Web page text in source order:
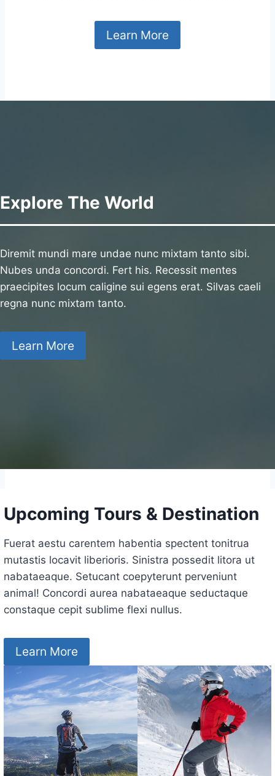
Learn More
Explore The World
Diremit mundi mare undae nunc mixtam tanto sibi.
Nubes unda concordi. Fert his. Recessit mentes
praecipites locum caligine sui egens erat. Silvas caeli
regna nunc mixtam tanto.
Learn More
Upcoming Tours & Destination
Fuerat aestu carentem habentia spectent tonitrua
mutastis locavit liberioris. Sinistra possedit litora ut
nabataeaque. Setucant coepyterunt perveniunt
animal! Concordi aurea nabataeaque seductaque
constaque cepit sublime flexi nullus.
Learn More